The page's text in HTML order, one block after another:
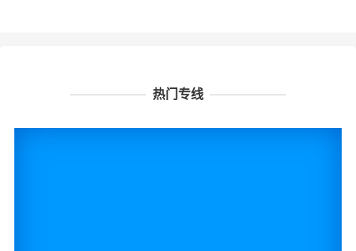
热门专线